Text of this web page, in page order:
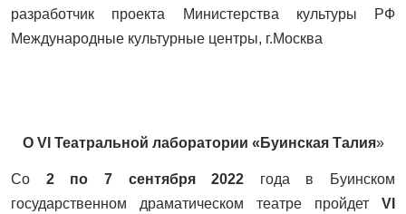
разработчик проекта Министерства культуры РФ
Международные культурные центры, г.Москва
О VI Театральной лаборатории «Буинская Талия»
Со 2 по 7 сентября 2022 года в Буинском
государственном драматическом театре пройдет VI